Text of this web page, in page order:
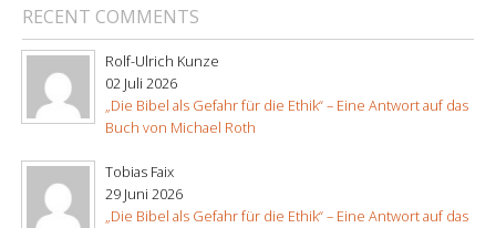
RECENT COMMENTS
Rolf-Ulrich Kunze
02 Juli 2026
„Die Bibel als Gefahr für die Ethik“ – Eine Antwort auf das
Buch von Michael Roth
Tobias Faix
29 Juni 2026
„Die Bibel als Gefahr für die Ethik“ – Eine Antwort auf das